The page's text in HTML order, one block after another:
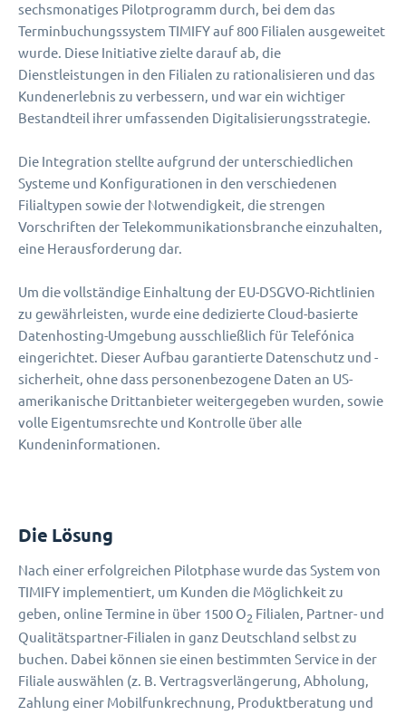
sechsmonatiges Pilotprogramm durch, bei dem das
Terminbuchungssystem TIMIFY auf 800 Filialen ausgeweitet
wurde. Diese Initiative zielte darauf ab, die
Dienstleistungen in den Filialen zu rationalisieren und das
Kundenerlebnis zu verbessern, und war ein wichtiger
Bestandteil ihrer umfassenden Digitalisierungsstrategie.
Die Integration stellte aufgrund der unterschiedlichen
Systeme und Konfigurationen in den verschiedenen
Filialtypen sowie der Notwendigkeit, die strengen
Vorschriften der Telekommunikationsbranche einzuhalten,
eine Herausforderung dar.
Um die vollständige Einhaltung der EU-DSGVO-Richtlinien
zu gewährleisten, wurde eine dedizierte Cloud-basierte
Datenhosting-Umgebung ausschließlich für Telefónica
eingerichtet. Dieser Aufbau garantierte Datenschutz und -
sicherheit, ohne dass personenbezogene Daten an US-
amerikanische Drittanbieter weitergegeben wurden, sowie
volle Eigentumsrechte und Kontrolle über alle
Kundeninformationen.
Die Lösung
Nach einer erfolgreichen Pilotphase wurde das System von
TIMIFY implementiert, um Kunden die Möglichkeit zu
geben, online Termine in über 1500 O2 Filialen, Partner- und
Qualitätspartner-Filialen in ganz Deutschland selbst zu
buchen. Dabei können sie einen bestimmten Service in der
Filiale auswählen (z. B. Vertragsverlängerung, Abholung,
Zahlung einer Mobilfunkrechnung, Produktberatung und